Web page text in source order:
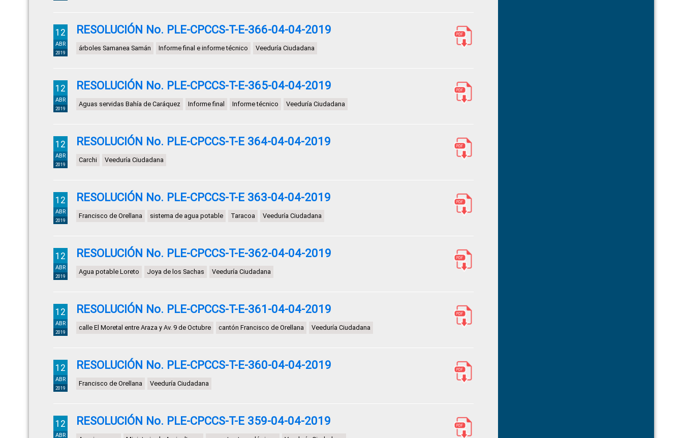
12
ABR
2019
RESOLUCIÓN No. PLE-CPCCS-T-E-366-04-04-2019
árboles Samanea Samán Informe final e informe técnico Veeduría Ciudadana
12
ABR
2019
RESOLUCIÓN No. PLE-CPCCS-T-E-365-04-04-2019
Aguas servidas Bahía de Caráquez Informe final Informe técnico Veeduría Ciudadana
12
ABR
2019
RESOLUCIÓN No. PLE-CPCCS-T-E 364-04-04-2019
Carchi Veeduría Ciudadana
12
ABR
2019
RESOLUCIÓN No. PLE-CPCCS-T-E 363-04-04-2019
Francisco de Orellana sistema de agua potable Taracoa Veeduría Ciudadana
12
ABR
2019
RESOLUCIÓN No. PLE-CPCCS-T-E-362-04-04-2019
Agua potable Loreto Joya de los Sachas Veeduría Ciudadana
12
ABR
2019
RESOLUCIÓN No. PLE-CPCCS-T-E-361-04-04-2019
calle El Moretal entre Araza y Av. 9 de Octubre cantón Francisco de Orellana Veeduría Ciudadana
12
ABR
2019
RESOLUCIÓN No. PLE-CPCCS-T-E-360-04-04-2019
Francisco de Orellana Veeduría Ciudadana
12
ABR
RESOLUCIÓN No. PLE-CPCCS-T-E 359-04-04-2019